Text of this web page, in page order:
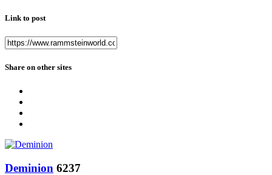
Link to post
Share on other sites
Deminion 6237